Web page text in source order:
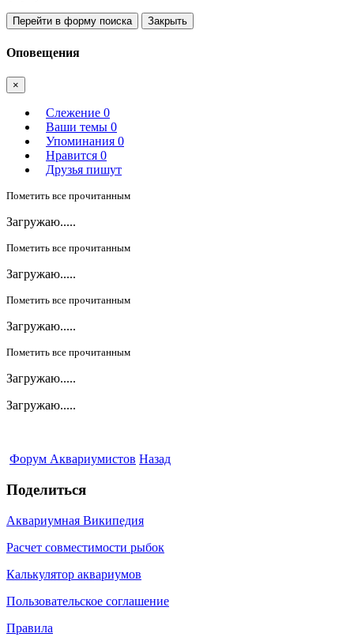
Перейти в форму поиска Закрыть
Оповещения
×
Слежение 0
Ваши темы 0
Упоминания 0
Нравится 0
Друзья пишут
Пометить все прочитанным
Загружаю.....
Пометить все прочитанным
Загружаю.....
Пометить все прочитанным
Загружаю.....
Пометить все прочитанным
Загружаю.....
Загружаю.....
Форум Аквариумистов Назад
Поделиться
Аквариумная Википедия
Расчет совместимости рыбок
Калькулятор аквариумов
Пользовательское соглашение
Правила